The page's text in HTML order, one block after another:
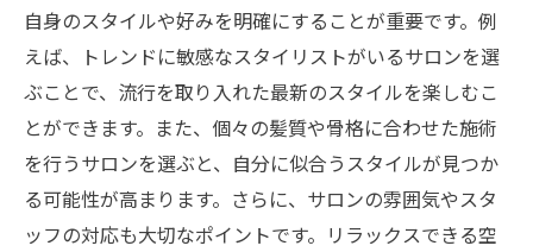
自身のスタイルや好みを明確にすることが重要です。例
えば、トレンドに敏感なスタイリストがいるサロンを選
ぶことで、流行を取り入れた最新のスタイルを楽しむこ
とができます。また、個々の髪質や骨格に合わせた施術
を行うサロンを選ぶと、自分に似合うスタイルが見つか
る可能性が高まります。さらに、サロンの雰囲気やスタ
ッフの対応も大切なポイントです。リラックスできる空